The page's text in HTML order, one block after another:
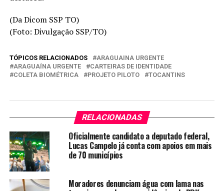
(Da Dicom SSP TO)
(Foto: Divulgação SSP/TO)
TÓPICOS RELACIONADOS
ARAGUAINA URGENTE
ARAGUAÍNA URGENTE
CARTEIRAS DE IDENTIDADE
COLETA BIOMÉTRICA
PROJETO PILOTO TOCANTINS
RELACIONADAS
Oficialmente candidato a deputado federal,
Lucas Campelo já conta com apoios em mais
de 70 municípios
Moradores denunciam água com lama nas